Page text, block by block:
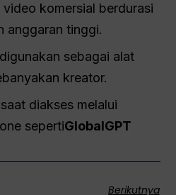
komersial berdurasi
anggaran tinggi.
sebagai alat
kreator.
diakses melalui
sepertiGlobalGPT
Berikutnya